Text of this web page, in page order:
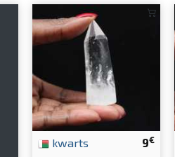
9€
kwarts